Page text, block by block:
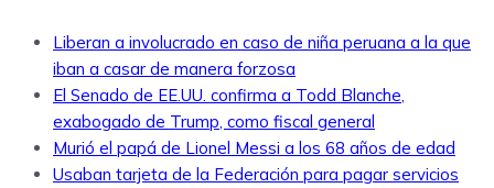
Liberan a involucrado en caso de niña peruana a la que
iban a casar de manera forzosa
El Senado de EE.UU. confirma a Todd Blanche,
exabogado de Trump, como fiscal general
Murió el papá de Lionel Messi a los 68 años de edad
Usaban tarjeta de la Federación para pagar servicios